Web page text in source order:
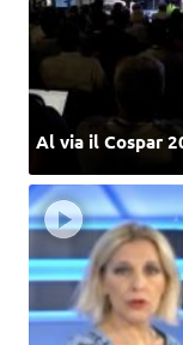
Al via il Cospar